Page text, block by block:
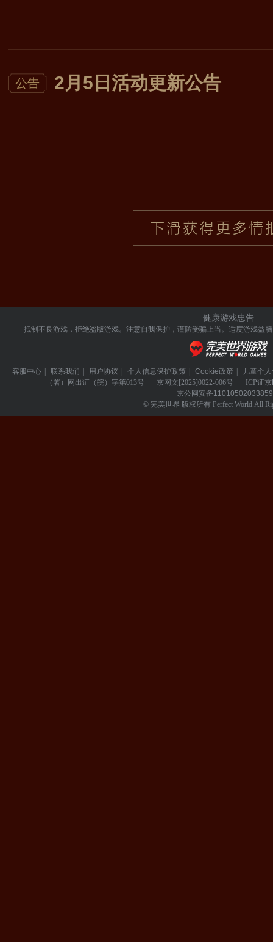
公告 2月5日活动更新公告
健康游戏忠告
抵制不良游戏，拒绝盗版游戏。注意自我保护，谨防受骗上当。 适度游戏益
客服中心 联系我们 用户协议 个人信息保护政策 Cookie政策
儿童个
（署）网出证（皖）字第013号
京网文 [2025]0022-006号 ICP证
京公网安备
© 完美世界 版权所有 Perfect World.All